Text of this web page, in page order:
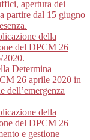
apertura dei
partire dal 15 giugno
della
del DPCM 26
Determina
26 aprile 2020 in
dell’emergenza
della
del DPCM 26
e gestione